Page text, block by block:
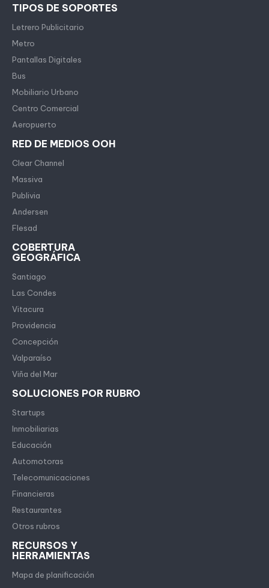
TIPOS DE SOPORTES
Letrero Publicitario
Metro
Pantallas Digitales
Bus
Mobiliario Urbano
Centro Comercial
Aeropuerto
RED DE MEDIOS OOH
Clear Channel
Massiva
Publivia
Andersen
Flesad
COBERTURA
GEOGRÁFICA
Santiago
Las Condes
Vitacura
Providencia
Concepción
Valparaíso
Viña del Mar
SOLUCIONES POR RUBRO
Startups
Inmobiliarias
Educación
Automotoras
Telecomunicaciones
Financieras
Restaurantes
Otros rubros
RECURSOS Y
HERRAMIENTAS
Mapa de planificación